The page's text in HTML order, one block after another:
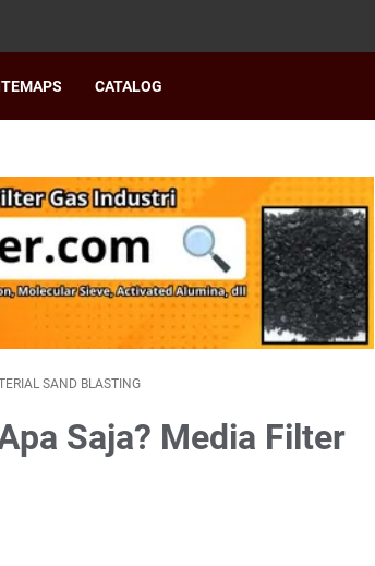
CATALOG
SAND BLASTING
Saja? Media Filter